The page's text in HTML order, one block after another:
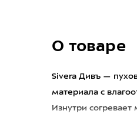
О товаре
Sivera Дивъ —
материала с
Изнутри